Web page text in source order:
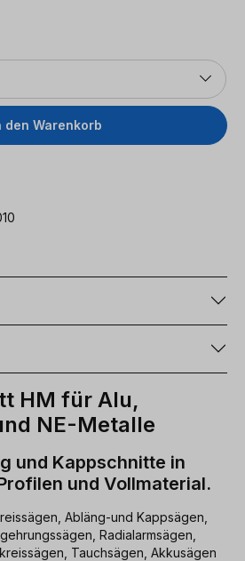
den Warenkorb
HM für Alu,
NE-Metalle
und Kappschnitte in
und Vollmaterial.
Abläng-und Kappsägen,
Radialarmsägen,
Tauchsägen, Akkusägen